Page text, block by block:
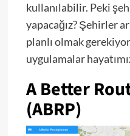
kullanılabilir. Peki
yapacağız? Şehirler
planlı olmak
uygulamalar
A Better
(ABRP)